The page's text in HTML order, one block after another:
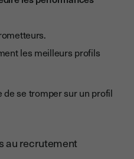
les meilleurs profils
se tromper sur un profil
au recrutement